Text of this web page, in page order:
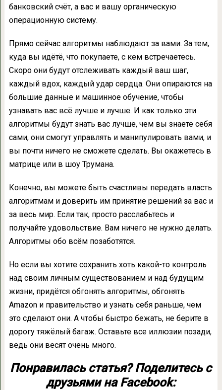
банковский счёт, а вас и вашу органическую
операционную систему.
Прямо сейчас алгоритмы наблюдают за вами. За тем,
куда вы идётё, что покупаете, с кем встречаетесь.
Скоро они будут отслеживать каждый ваш шаг,
каждый вдох, каждый удар сердца. Они опираются на
большие данные и машинное обучение, чтобы
узнавать вас всё лучше и лучше. И как только эти
алгоритмы будут знать вас лучше, чем вы знаете себя
сами, они смогут управлять и манипулировать вами, и
вы почти ничего не сможете сделать. Вы окажетесь в
матрице или в шоу Трумана.
Конечно, вы можете быть счастливы передать власть
алгоритмам и доверить им принятие решений за вас и
за весь мир. Если так, просто расслабьтесь и
получайте удовольствие. Вам ничего не нужно делать.
Алгоритмы обо всём позаботятся.
Но если вы хотите сохранить хоть какой-то контроль
над своим личным существованием и над будущим
жизни, придётся обгонять алгоритмы, обгонять
Amazon и правительство и узнать себя раньше, чем
это сделают они. А чтобы быстро бежать, не берите в
дорогу тяжёлый багаж. Оставьте все иллюзии позади,
ведь они весят очень много.
Понравилась статья? Поделитесь с
друзьями на Facebook: